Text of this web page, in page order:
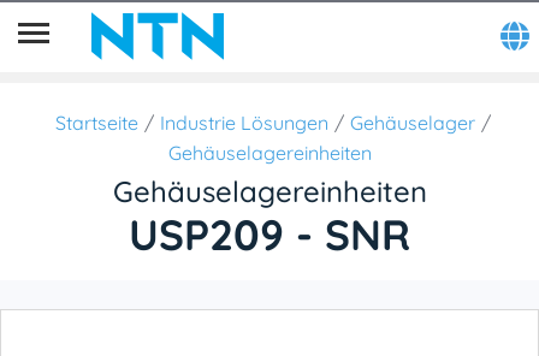
Startseite Industrie Lösungen
Gehäuselager
Gehäuselagereinheiten
Gehäuselagereinheiten
USP209 - SNR